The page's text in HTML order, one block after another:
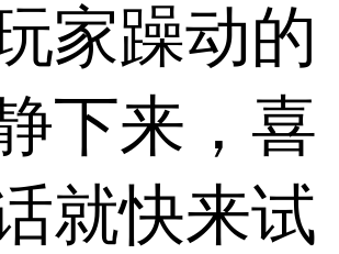
家躁动的
下来，喜
就快来试